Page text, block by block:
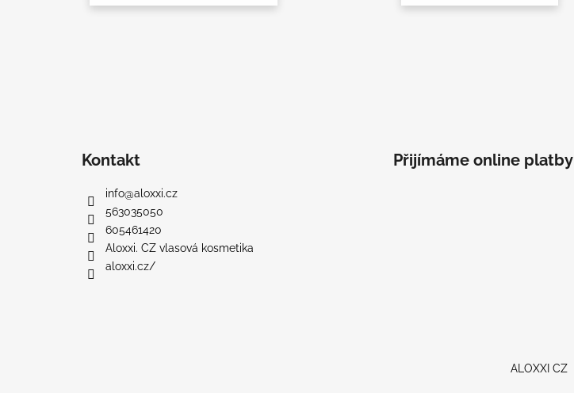
Kontakt
info@aloxxi.cz
563035050
605461420
Aloxxi. CZ vlasová kosmetika
aloxxi.cz/
Přijímáme online platby
ALOXXI CZ